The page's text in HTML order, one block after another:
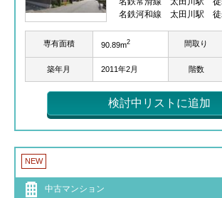
名鉄河和線 太田川駅 徒
専有面積 90.89m2 間取り
築年月 2011年2月 階数
検討中リストに追加
NEW
中古マンション